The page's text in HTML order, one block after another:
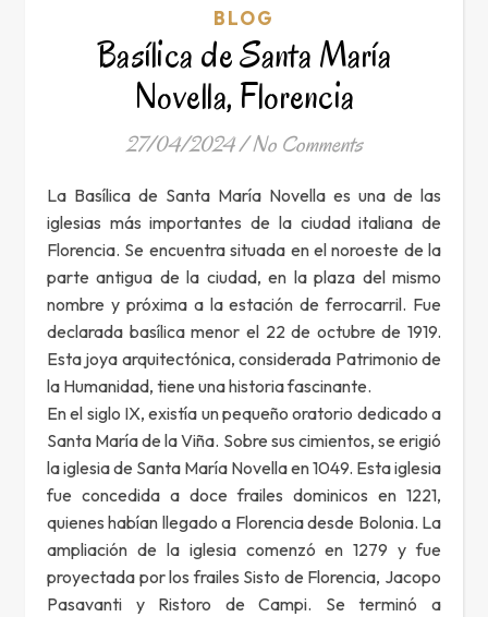
BLOG
Basílica de Santa María
Novella, Florencia
27/04/2024/No Comments
La Basílica de Santa María Novella es una de las
iglesias más importantes de la ciudad italiana de
Florencia. Se encuentra situada en el noroeste de la
parte antigua de la ciudad, en la plaza del mismo
nombre y próxima a la estación de ferrocarril. Fue
declarada basílica menor el 22 de octubre de 1919.
Esta joya arquitectónica, considerada Patrimonio de
la Humanidad, tiene una historia fascinante.
En el siglo IX, existía un pequeño oratorio dedicado a
Santa María de la Viña. Sobre sus cimientos, se erigió
la iglesia de Santa María Novella en 1049. Esta iglesia
fue concedida a doce frailes dominicos en 1221,
quienes habían llegado a Florencia desde Bolonia. La
ampliación de la iglesia comenzó en 1279 y fue
proyectada por los frailes Sisto de Florencia, Jacopo
Pasavanti y Ristoro de Campi. Se terminó a